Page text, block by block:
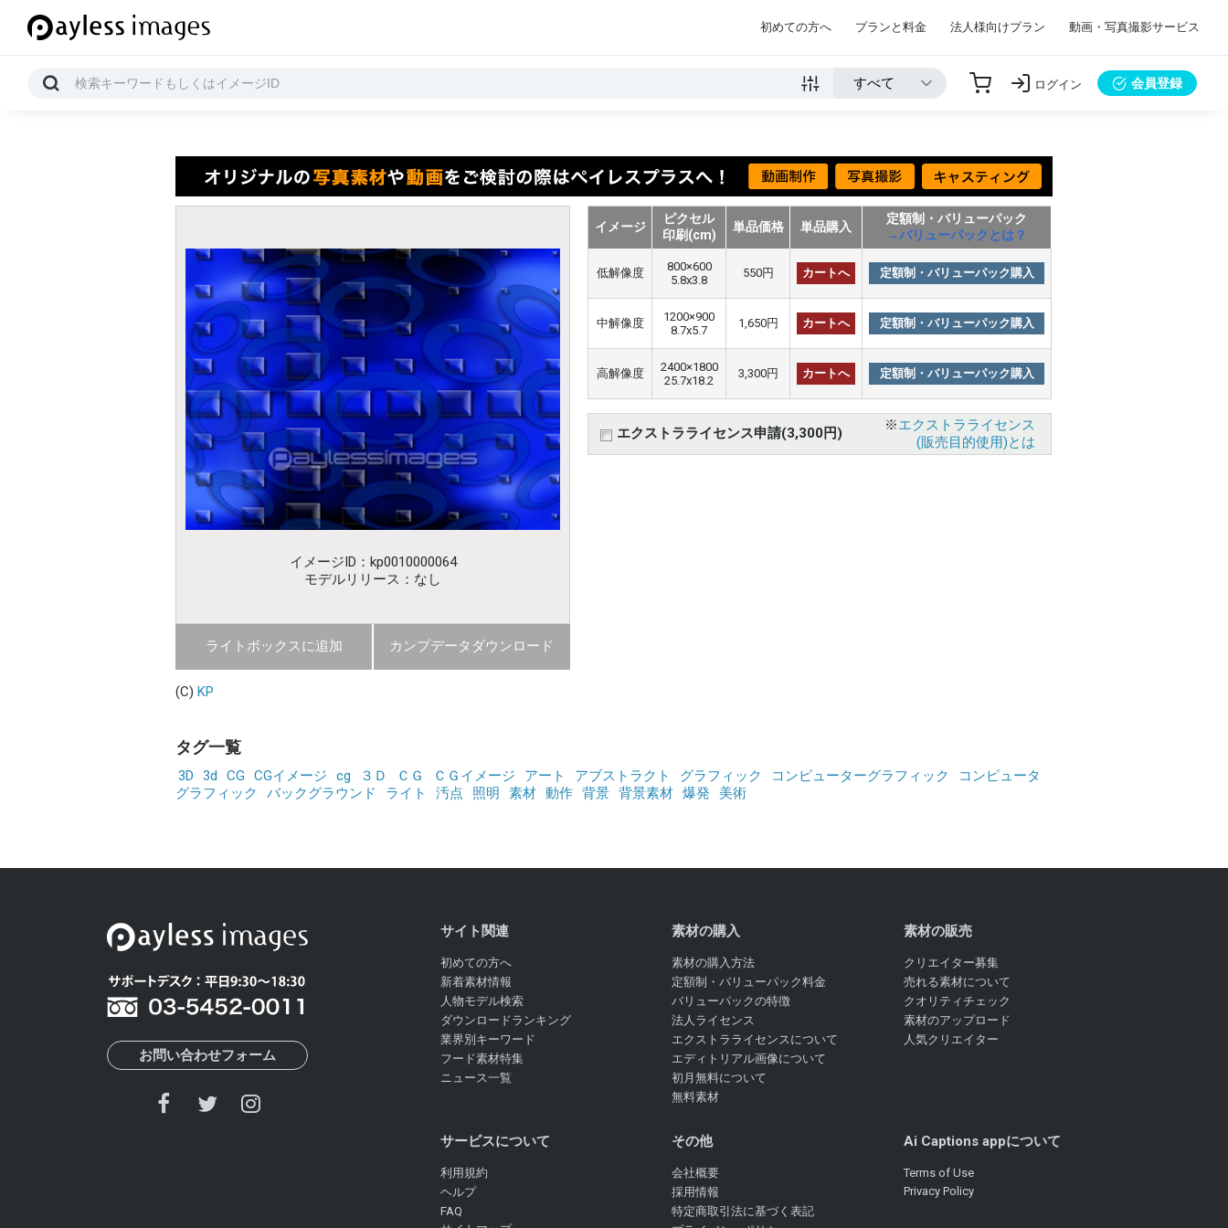
初めての方へ プランと料金 法人様向けプラン 動画・写真撮影サービス
ログイン 会員登録
イメージID：kp0010000064
モデルリリース：なし
ライトボックスに追加 カンプデータダウンロード
イメージ
ピクセル
印刷(cm)
単品価格 単品購入
定額制・バリューパック
→バリューパックとは？
低解像度
800×600
5.8x3.8
550円 カートへ 定額制・バリューパック購入
中解像度
1200×900
8.7x5.7
1,650円 カートへ 定額制・バリューパック購入
高解像度
2400×1800
25.7x18.2
3,300円 カートへ 定額制・バリューパック購入
エクストラライセンス申請(3,300円) ※エクストラライセンス
(販売目的使用)とは
(C) KP
タグ一覧
3D 3d CG CGイメージ cg ３Ｄ ＣＧ ＣＧイメージ アート アブストラクト グラフィック コンピューターグラフィック
コンピュータ
グラフィック
バックグラウンド ライト 汚点 照明 素材 動作 背景 背景素材 爆発 美術
お問い合わせフォーム
サイト関連
初めての方へ
新着素材情報
人物モデル検索
ダウンロードランキング
業界別キーワード
フード素材特集
ニュース一覧
素材の購入
素材の購入方法
定額制・バリューパック料金
バリューパックの特徴
法人ライセンス
エクストラライセンスについて
エディトリアル画像について
初月無料について
無料素材
素材の販売
クリエイター募集
売れる素材について
クオリティチェック
素材のアップロード
人気クリエイター
サービスについて
利用規約
ヘルプ
FAQ
その他
会社概要
採用情報
特定商取引法に基づく表記
Ai Captions appについて
Terms of Use
Privacy Policy